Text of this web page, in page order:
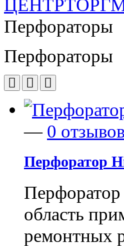
Перфораторы
Перфораторы
— 0
Перфоратор
область
ремонтных